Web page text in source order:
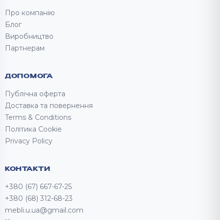
Про компанію
Блог
Виробництво
Партнерам
ДОПОМОГА
Публічна оферта
Доставка та повернення
Terms & Conditions
Політика Cookie
Privacy Policy
КОНТАКТИ
+380 (67) 667-67-25
+380 (68) 312-68-23
mebli.u.ua@gmail.com